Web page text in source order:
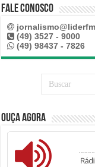
Fale Conosco
(49) 3527 - 9000
(49) 98437 - 7826
Ouça Agora